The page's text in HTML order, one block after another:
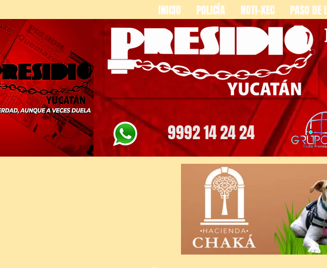
INICIO POLICÍA NOTI-XEC PASO DE
9992 14 24 24